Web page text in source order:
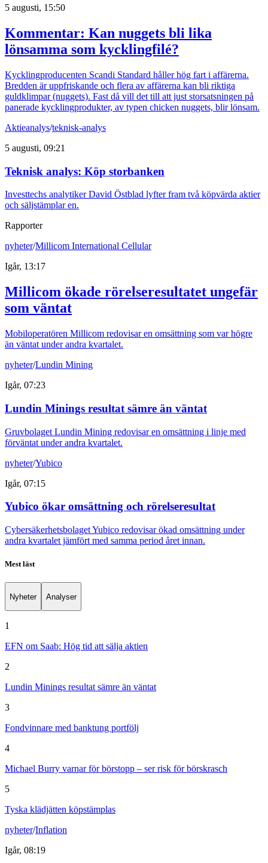
5 augusti, 15:50
Kommentar: Kan nuggets bli lika
lönsamma som kycklingfilé?
Kycklingproducenten Scandi Standard håller hög fart i affärerna.
Bredden är uppfriskande och flera av affärerna kan bli riktiga
guldklimpar (nuggets). Fast då vill det till att just storsatsningen på
panerade kycklingprodukter, av typen chicken nuggets, blir lönsam.
Aktieanalys/teknisk-analys
5 augusti, 09:21
Teknisk analys: Köp storbanken
Investtechs analytiker David Östblad lyfter fram två köpvärda aktier
och säljstämplar en.
Rapporter
nyheter/Millicom International Cellular
Igår, 13:17
Millicom ökade rörelseresultatet ungefär
som väntat
Mobiloperatören Millicom redovisar en omsättning som var högre
än väntat under andra kvartalet.
nyheter/Lundin Mining
Igår, 07:23
Lundin Minings resultat sämre än väntat
Gruvbolaget Lundin Mining redovisar en omsättning i linje med
förväntat under andra kvartalet.
nyheter/Yubico
Igår, 07:15
Yubico ökar omsättning och rörelseresultat
Cybersäkerhetsbolaget Yubico redovisar ökad omsättning under
andra kvartalet jämfört med samma period året innan.
Mest läst
Nyheter Analyser
1
EFN om Saab: Hög tid att sälja aktien
2
Lundin Minings resultat sämre än väntat
3
Fondvinnare med banktung portfölj
4
Michael Burry varnar för börstopp – ser risk för börskrasch
5
Tyska klädjätten köpstämplas
nyheter/Inflation
Igår, 08:19